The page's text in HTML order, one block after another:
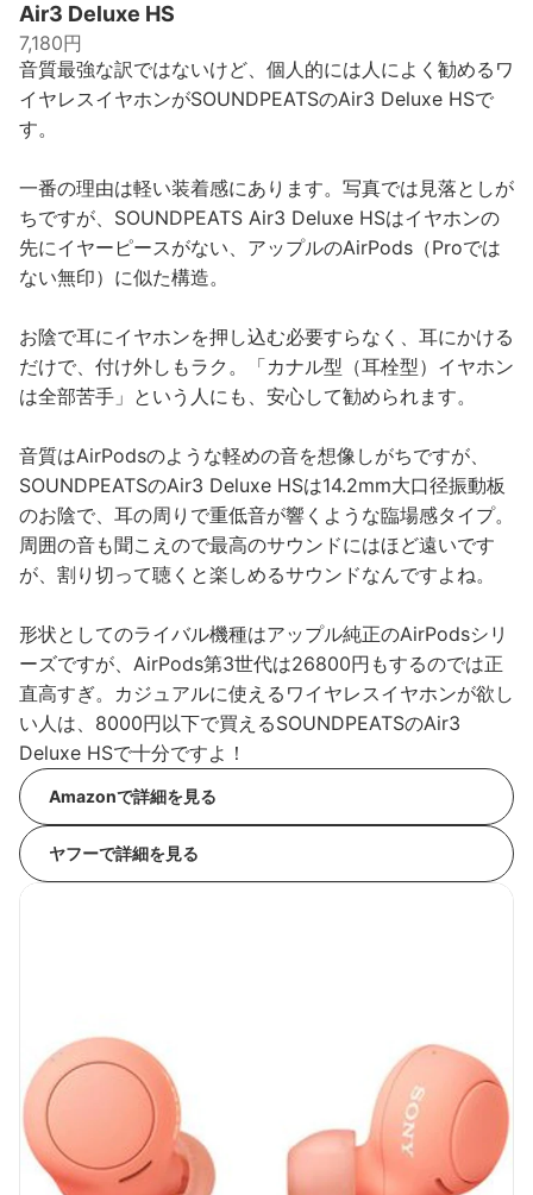
Air3 Deluxe HS
7,180円
音質最強な訳ではないけど、個人的には人によく勧めるワ
イヤレスイヤホンがSOUNDPEATSのAir3 Deluxe HSで
す。
一番の理由は軽い装着感にあります。写真では見落としが
ちですが、SOUNDPEATS Air3 Deluxe HSはイヤホンの
先にイヤーピースがない、アップルのAirPods（Proでは
ない無印）に似た構造。
お陰で耳にイヤホンを押し込む必要すらなく、耳にかける
だけで、付け外しもラク。「カナル型（耳栓型）イヤホン
は全部苦手」という人にも、安心して勧められます。
音質はAirPodsのような軽めの音を想像しがちですが、
SOUNDPEATSのAir3 Deluxe HSは14.2mm大口径振動板
のお陰で、耳の周りで重低音が響くような臨場感タイプ。
周囲の音も聞こえので最高のサウンドにはほど遠いです
が、割り切って聴くと楽しめるサウンドなんですよね。
形状としてのライバル機種はアップル純正のAirPodsシリ
ーズですが、AirPods第3世代は26800円もするのでは正
直高すぎ。カジュアルに使えるワイヤレスイヤホンが欲し
い人は、8000円以下で買えるSOUNDPEATSのAir3
Deluxe HSで十分ですよ！
Amazonで詳細を見る
ヤフーで詳細を見る